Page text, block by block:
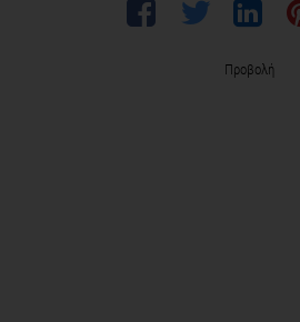
Προβολή